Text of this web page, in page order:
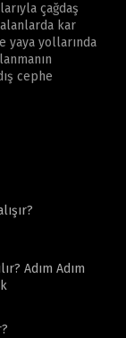
çağdaş
kar
yaya yollarında
cephe
Adım Adım